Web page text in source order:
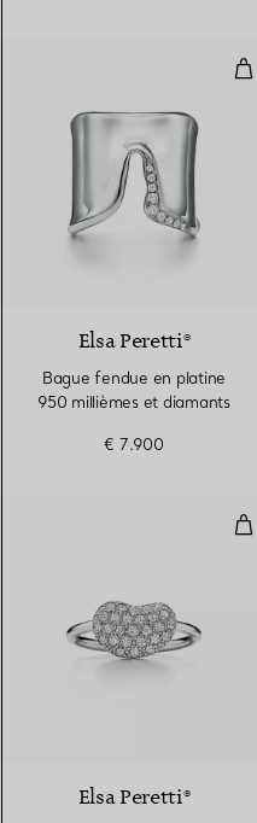
Elsa Peretti®
Bague fendue en platine
950 millièmes et diamants
€ 7.900
Elsa Peretti®